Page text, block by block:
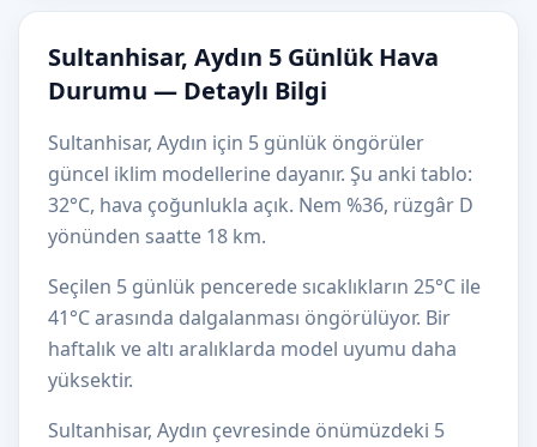
Sultanhisar, Aydın 5 Günlük Hava
Durumu — Detaylı Bilgi
Sultanhisar, Aydın için 5 günlük öngörüler
güncel iklim modellerine dayanır. Şu anki tablo:
32°C, hava çoğunlukla açık. Nem %36, rüzgâr D
yönünden saatte 18 km.
Seçilen 5 günlük pencerede sıcaklıkların 25°C ile
41°C arasında dalgalanması öngörülüyor. Bir
haftalık ve altı aralıklarda model uyumu daha
yüksektir.
Sultanhisar, Aydın çevresinde önümüzdeki 5